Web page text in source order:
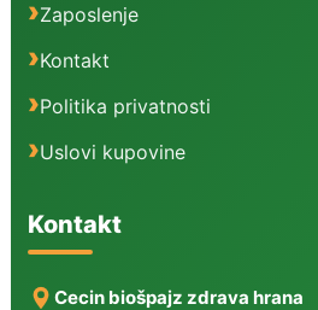
Zaposlenje
Kontakt
Politika privatnosti
Uslovi kupovine
Kontakt
Cecin biošpajz zdrava hrana